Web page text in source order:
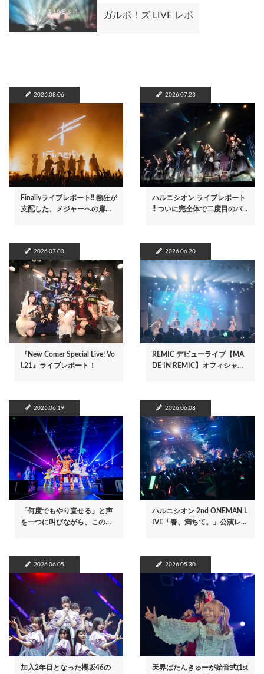
ガルポ！ズ LIVE レポ
2026.08.06
Finallyライブレポート!! 熱狂が
支配した、メジャーへの扉…
2026.07.23
ハルニシオン ライブレポート
!! ついに完全体で二度目のバ…
2026.07.03
『New Comer Special Live! Vo
l.21』ライブレポート！
2026.06.20
REMIC デビューライブ【MA
DE IN REMIC】オフィシャ…
2026.06.19
「何度でもやり直せる」と声
を一つに叫びながら、この…
2026.06.08
ハルニシオン 2nd ONEMAN L
IVE「春、満ちて。」公演レ…
2026.06.05
加入2年目となった櫻坂46の
2026.05.30
天界ばたんきゅーが始音式(1st